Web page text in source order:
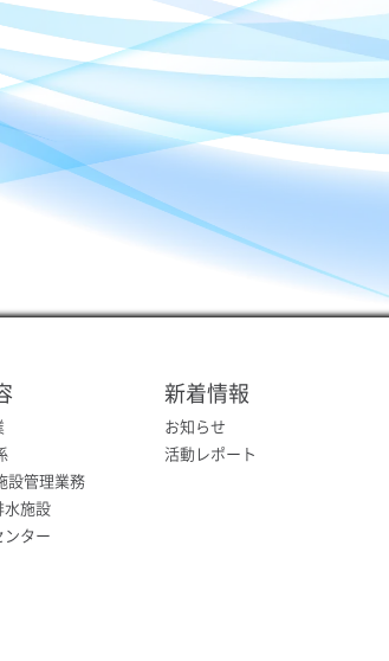
設管理業務
水施設
ター
新着情報
お知らせ
活動レポート